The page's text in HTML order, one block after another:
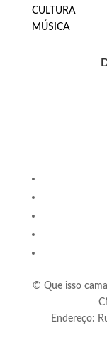
CULTURA
MÚSICA
© Que isso
Endereço: